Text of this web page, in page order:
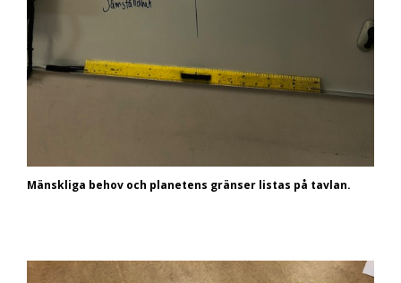
Mänskliga behov och planetens gränser listas på tavlan.